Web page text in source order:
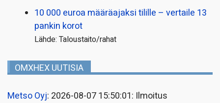
10 000 euroa määräajaksi tilille – vertaile 13
pankin korot
Lähde: Taloustaito/rahat
OMXHEX UUTISIA
Metso Oyj: 2026-08-07 15:50:01: Ilmoitus